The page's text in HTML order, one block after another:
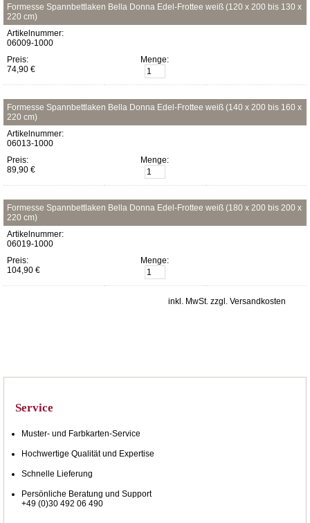
Formesse Spannbettlaken Bella Donna Edel-Frottee weiß (120 x 200 bis 130 x
220 cm)
Artikelnummer:
06009-1000
Preis:
74,90 €
Menge:
Formesse Spannbettlaken Bella Donna Edel-Frottee weiß (140 x 200 bis 160 x
220 cm)
Artikelnummer:
06013-1000
Preis:
89,90 €
Menge:
Formesse Spannbettlaken Bella Donna Edel-Frottee weiß (180 x 200 bis 200 x
220 cm)
Artikelnummer:
06019-1000
Preis:
104,90 €
Menge:
inkl. MwSt. zzgl. Versandkosten
Service
Muster- und Farbkarten-Service
Hochwertige Qualität und Expertise
Schnelle Lieferung
Persönliche Beratung und Support
+49 (0)30 492 06 490